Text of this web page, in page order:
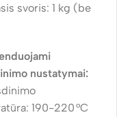
svoris: 1 kg (be
nustatymai:
190-220 °C